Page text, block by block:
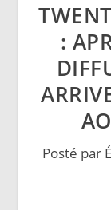
:
Posté par